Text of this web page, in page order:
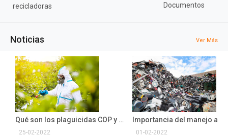
recicladoras
Documentos
Noticias Ver Más
Qué son los plaguicidas COP y su manejo adecuado
25-02-2022 01-02-2022